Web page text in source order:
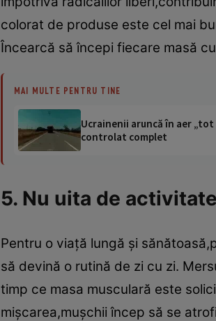
colorat de produse este cel mai
Încearcă să începi fiecare masă
MAI MULTE PENTRU TINE
Ucrainenii aruncă în aer
controlat complet
5. Nu uita de
Pentru o viaţă lungă şi
să devină o rutină de zi cu zi.
timp ce masa musculară este
mişcarea,muşchii încep să se